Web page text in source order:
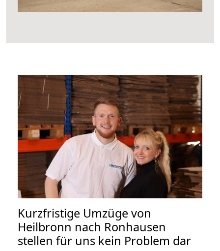
Kurzfristige Umzüge von
Heilbronn nach Ronhausen
stellen für uns kein Problem dar